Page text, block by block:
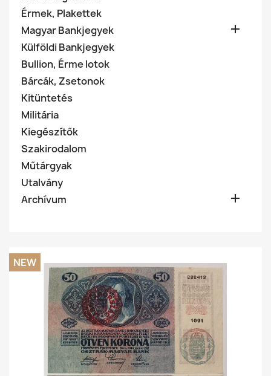
Érmek, Plakettek
Magyar Bankjegyek

Külföldi Bankjegyek
Bullion, Érme lotok
Bárcák, Zsetonok
Kitüntetés
Militária
Kiegészítők
Szakirodalom
Műtárgyak
Utalvány
Archívum

NEW